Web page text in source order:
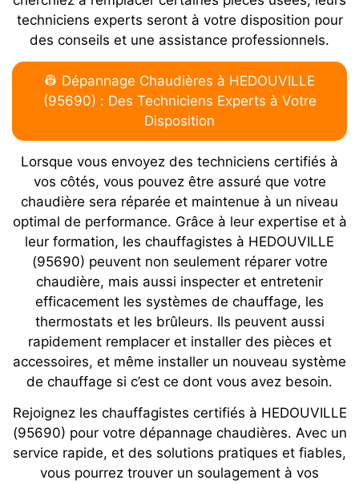
techniciens experts seront à votre disposition pour
des conseils et une assistance professionnels.
👷 Dépannage Chaudières à HEDOUVILLE
(95690) : Des Techniciens Experts à Votre
Disposition
Lorsque vous envoyez des techniciens certifiés à
vos côtés, vous pouvez être assuré que votre
chaudière sera réparée et maintenue à un niveau
optimal de performance. Grâce à leur expertise et à
leur formation, les chauffagistes à HEDOUVILLE
(95690) peuvent non seulement réparer votre
chaudière, mais aussi inspecter et entretenir
efficacement les systèmes de chauffage, les
thermostats et les brûleurs. Ils peuvent aussi
rapidement remplacer et installer des pièces et
accessoires, et même installer un nouveau système
de chauffage si c’est ce dont vous avez besoin.
Rejoignez les chauffagistes certifiés à HEDOUVILLE
(95690) pour votre dépannage chaudières. Avec un
service rapide, et des solutions pratiques et fiables,
vous pourrez trouver un soulagement à vos